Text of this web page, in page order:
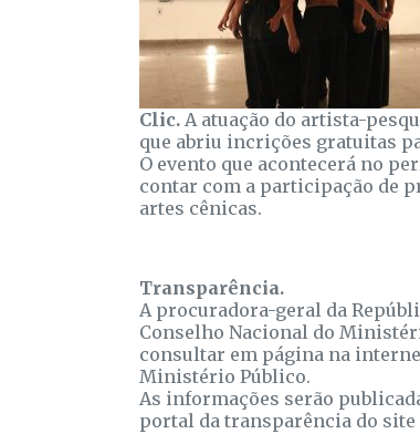
Clic. A atuação do artista-
que abriu incrições gratuitas
O evento que acontecerá no
contar com a participação de
artes cênicas.
Transparência.
A procuradora-geral da
Conselho Nacional do
consultar em página na
Ministério Público.
As informações serão
portal da transparência do site